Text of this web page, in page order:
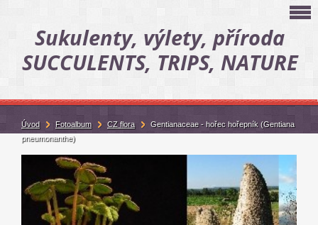
Sukulenty, výlety, příroda
SUCCULENTS, TRIPS, NATURE
Úvod Fotoalbum CZ flora
Gentianaceae - hořec hořepník (Gentiana
pneumonanthe)